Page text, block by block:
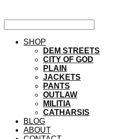
SHOP
DEM STREETS
CITY OF GOD
PLAIN
JACKETS
PANTS
OUTLAW
MILITIA
CATHARSIS
BLOG
ABOUT